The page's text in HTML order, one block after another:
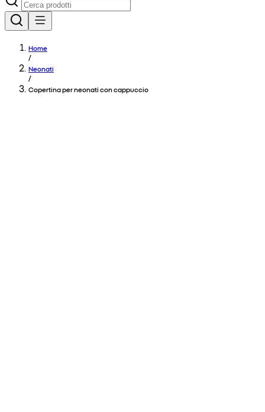
Home
/
Neonati
/
Copertina per neonati con cappuccio